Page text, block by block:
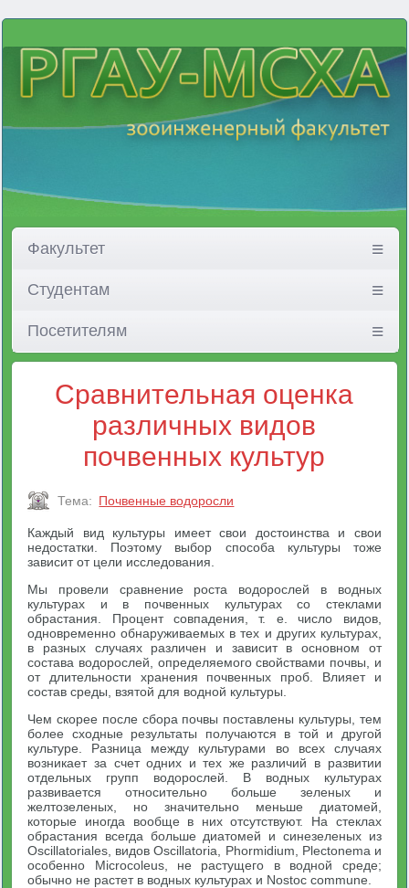
Факультет
Студентам
Посетителям
Сравнительная оценка
различных видов
почвенных культур
Тема: Почвенные водоросли
Каждый вид культуры имеет свои достоинства и свои
недостатки. Поэтому выбор способа культуры тоже
зависит от цели исследования.
Мы провели сравнение роста водорослей в водных
культурах и в почвенных культурах со стеклами
обрастания. Процент совпадения, т. е. число видов,
одновременно обнаруживаемых в тех и других культурах,
в разных случаях различен и зависит в основном от
состава водорослей, определяемого свойствами почвы, и
от длительности хранения почвенных проб. Влияет и
состав среды, взятой для водной культуры.
Чем скорее после сбора почвы поставлены культуры, тем
более сходные результаты получаются в той и другой
культуре. Разница между культурами во всех случаях
возникает за счет одних и тех же различий в развитии
отдельных групп водорослей. В водных культурах
развивается относительно больше зеленых и
желтозеленых, но значительно меньше диатомей,
которые иногда вообще в них отсутствуют. На стеклах
обрастания всегда больше диатомей и синезеленых из
Oscillatoriales, видов Oscillatoria, Phormidium, Plectonema и
особенно Microcoleus, не растущего в водной среде;
обычно не растет в водных культурах и Nostoc commune.